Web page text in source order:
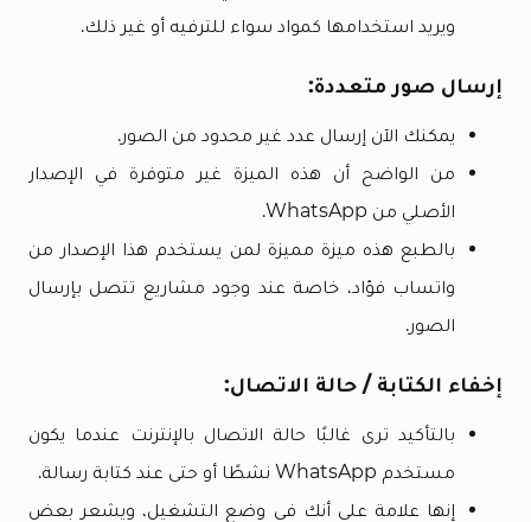
ويريد استخدامها كمواد سواء للترفيه أو غير ذلك.
إرسال صور متعددة:
يمكنك الآن إرسال عدد غير محدود من الصور.
من الواضح أن هذه الميزة غير متوفرة في الإصدار
الأصلي من WhatsApp.
بالطبع هذه ميزة مميزة لمن يستخدم هذا الإصدار من
واتساب فؤاد، خاصة عند وجود مشاريع تتصل بإرسال
الصور.
إخفاء الكتابة / حالة الاتصال:
بالتأكيد ترى غالبًا حالة الاتصال بالإنترنت عندما يكون
مستخدم WhatsApp نشطًا أو حتى عند كتابة رسالة.
إنها علامة على أنك في وضع التشغيل، ويشعر بعض